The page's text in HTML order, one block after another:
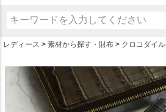
レディース 素材から探す・財布 クロコダイル